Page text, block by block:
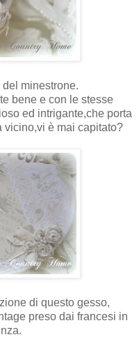
minestrone.
bene e con le stesse
ed intrigante,che porta
vicino,vi è mai capitato?
di questo gesso,
preso dai francesi in